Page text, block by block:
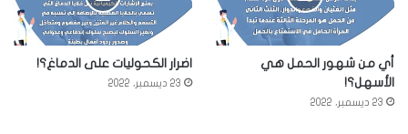
أي من شهور الحمل هي
الأسهل؟!
23 ديسمبر، 2022
اضرار الكحوليات على الدماغ؟!
23 ديسمبر، 2022